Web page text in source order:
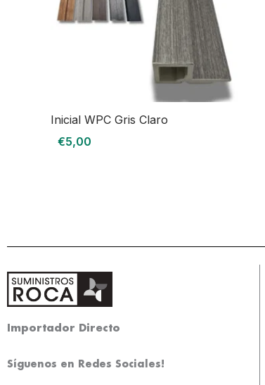
Inicial WPC Gris Claro
€5,00
Importador Directo
Síguenos en Redes Sociales!